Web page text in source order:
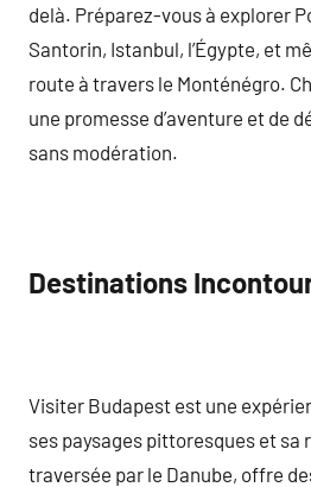
delà. Préparez-vous à explorer
Santorin, Istanbul, l’Égypte, et
route à travers le Monténégro.
une promesse d’aventure et de
sans modération.
Destinations
Visiter Budapest est une
ses paysages pittoresques et sa
traversée par le Danube, offre